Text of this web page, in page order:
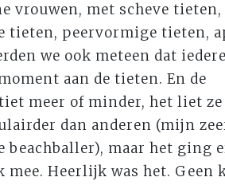
vrouwen, met scheve
tieten, peervormige tieten,
we ook meteen dat
aan de tieten. En de
meer of minder, het liet ze
dan anderen (mijn
maar het ging
mee. Heerlijk was het. Geen